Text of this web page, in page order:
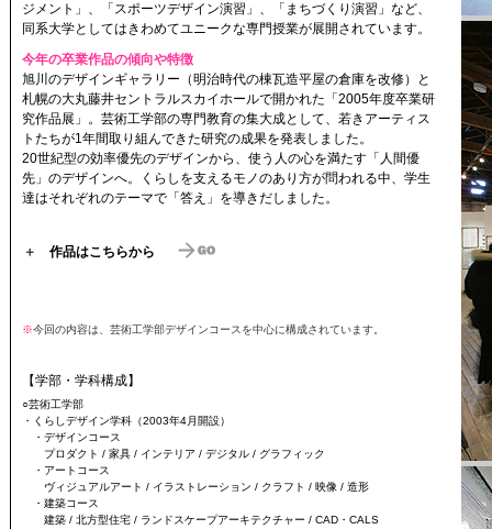
ジメント」、「スポーツデザイン演習」、「まちづくり演習」など、
同系大学としてはきわめてユニークな専門授業が展開されています。
今年の卒業作品の傾向や特徴
旭川のデザインギャラリー（明治時代の棟瓦造平屋の倉庫を改修）と
札幌の大丸藤井セントラルスカイホールで開かれた「2005年度卒業研
究作品展」。芸術工学部の専門教育の集大成として、若きアーティス
トたちが1年間取り組んできた研究の成果を発表しました。
20世紀型の効率優先のデザインから、使う人の心を満たす「人間優
先」のデザインへ。くらしを支えるモノのあり方が問われる中、学生
達はそれぞれのテーマで「答え」を導きだしました。
＋ 作品はこちらから
※今回の内容は、芸術工学部デザインコースを中心に構成されています。
【学部・学科構成】
○芸術工学部
・くらしデザイン学科（2003年4月開設）
・デザインコース
プロダクト / 家具 / インテリア / デジタル / グラフィック
・アートコース
ヴィジュアルアート / イラストレーション / クラフト / 映像 / 造形
・建築コース
建築 / 北方型住宅 / ランドスケープアーキテクチャー / CAD・CALS